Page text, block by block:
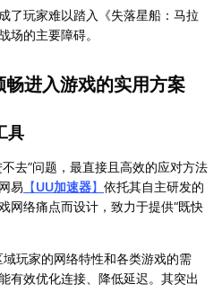
了玩家难以踏入《失落星船：马拉
场的主要障碍。
进入游戏的实用方案
具
去”问题，最直接且高效的应对方法
易 【UU加速器】 依托其自主研发的
网络痛点而设计，致力于提供“既快
域玩家的网络特性和各类游戏的需
有效优化连接、降低延迟。其突出